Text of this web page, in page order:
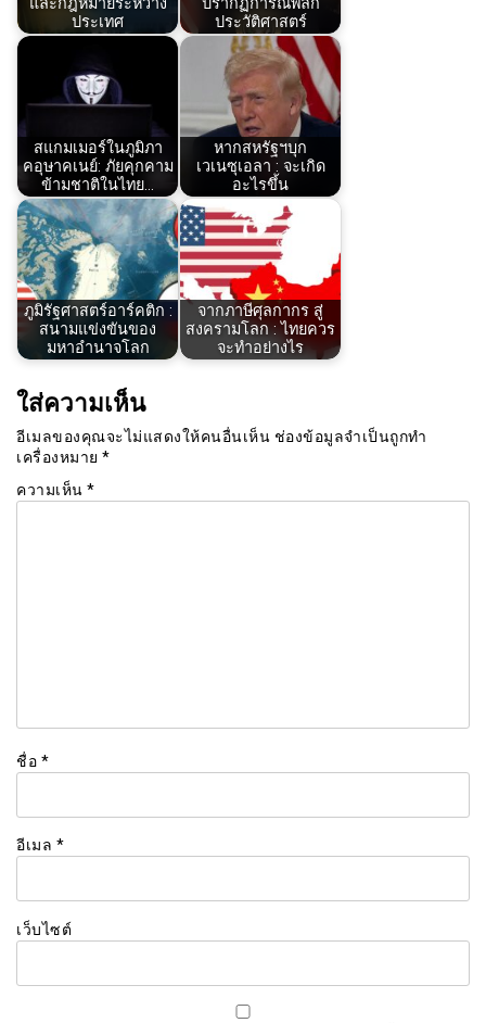
และกฎหมายระหว่าง
ประเทศ
ปรากฏการณ์พลิก
ประวัติศาสตร์
สแกมเมอร์ในภูมิภา
คอุษาคเนย์: ภัยคุกคาม
ข้ามชาติในไทย…
หากสหรัฐฯบุก
เวเนซุเอลา : จะเกิด
อะไรขึ้น
ภูมิรัฐศาสตร์อาร์คติก :
สนามแข่งขันของ
มหาอำนาจโลก
จากภาษีศุลกากร สู่
สงครามโลก : ไทยควร
จะทำอย่างไร
ใส่ความเห็น
อีเมลของคุณจะไม่แสดงให้คนอื่นเห็น ช่องข้อมูลจำเป็นถูกทำ
เครื่องหมาย *
ความเห็น *
ชื่อ *
อีเมล *
เว็บไซต์